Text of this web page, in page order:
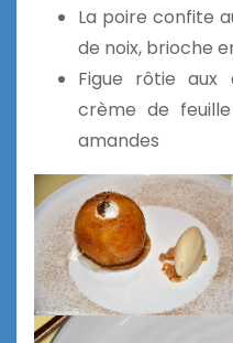
La poire confite
de noix, brioche
Figue rôtie aux
crème de
amandes